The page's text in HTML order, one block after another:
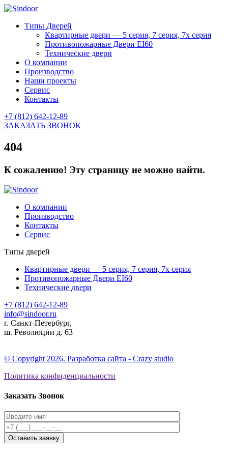
Типы Дверей
Квартирные двери — 5 серия, 7 серия, 7х серия
Противопожарные Двери EI60
Технические двери
О компании
Производство
Наши проекты
Сервис
Контакты
+7 (812) 642-12-89
ЗАКАЗАТЬ ЗВОНОК
404
К сожалению! Эту страницу не можно найти.
О компании
Производство
Контакты
Сервис
Типы дверей
Квартирные двери — 5 серия, 7 серия, 7х серия
Противопожарные Двери EI60
Технические двери
+7 (812) 642-12-89
info@sindoor.ru
г. Санкт-Петербург,
ш. Революции д. 63
© Copyright 2026. Разработка сайта - Сrazy studio
Политика конфиденциальности
Заказать Звонок